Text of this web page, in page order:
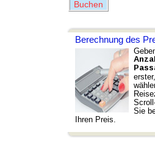
Berechnung des
Sie
Ihren Preis.